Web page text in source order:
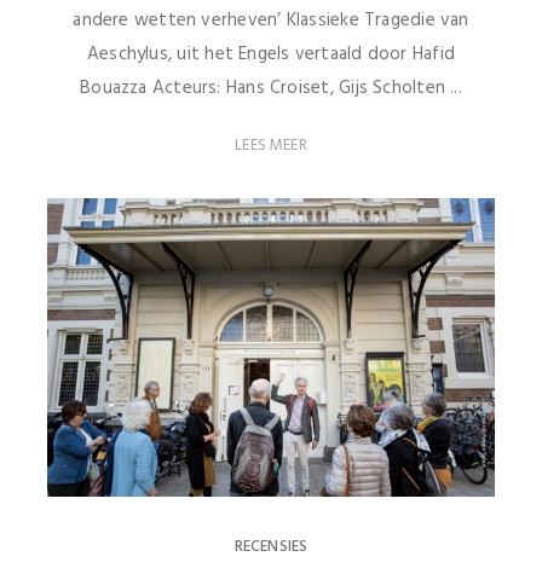
andere wetten verheven’ Klassieke Tragedie van
Aeschylus, uit het Engels vertaald door Hafid
Bouazza Acteurs: Hans Croiset, Gijs Scholten ...
LEES MEER
RECENSIES